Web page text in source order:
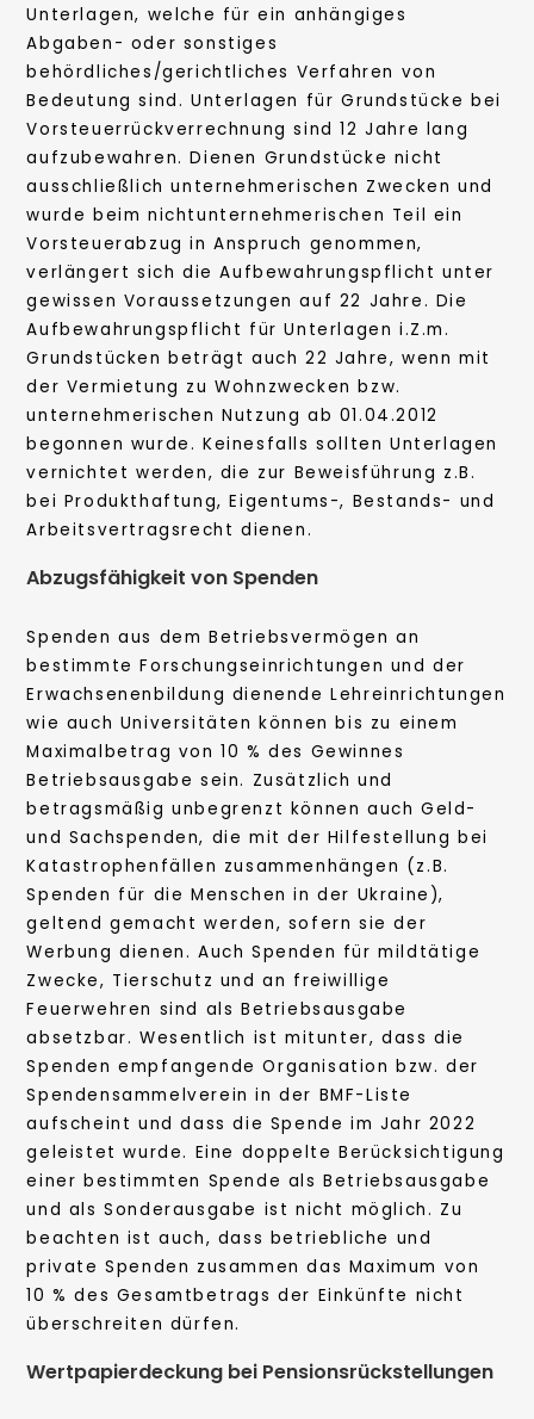
Unterlagen, welche für ein anhängiges
Abgaben- oder sonstiges
behördliches/gerichtliches Verfahren von
Bedeutung sind. Unterlagen für Grundstücke bei
Vorsteuerrückverrechnung sind 12 Jahre lang
aufzubewahren. Dienen Grundstücke nicht
ausschließlich unternehmerischen Zwecken und
wurde beim nichtunternehmerischen Teil ein
Vorsteuerabzug in Anspruch genommen,
verlängert sich die Aufbewahrungspflicht unter
gewissen Voraussetzungen auf 22 Jahre. Die
Aufbewahrungspflicht für Unterlagen i.Z.m.
Grundstücken beträgt auch 22 Jahre, wenn mit
der Vermietung zu Wohnzwecken bzw.
unternehmerischen Nutzung ab 01.04.2012
begonnen wurde. Keinesfalls sollten Unterlagen
vernichtet werden, die zur Beweisführung z.B.
bei Produkthaftung, Eigentums-, Bestands- und
Arbeitsvertragsrecht dienen.
Abzugsfähigkeit von Spenden
Spenden aus dem Betriebsvermögen an
bestimmte Forschungseinrichtungen und der
Erwachsenenbildung dienende Lehreinrichtungen
wie auch Universitäten können bis zu einem
Maximalbetrag von 10 % des Gewinnes
Betriebsausgabe sein. Zusätzlich und
betragsmäßig unbegrenzt können auch Geld-
und Sachspenden, die mit der Hilfestellung bei
Katastrophenfällen zusammenhängen (z.B.
Spenden für die Menschen in der Ukraine),
geltend gemacht werden, sofern sie der
Werbung dienen. Auch Spenden für mildtätige
Zwecke, Tierschutz und an freiwillige
Feuerwehren sind als Betriebsausgabe
absetzbar. Wesentlich ist mitunter, dass die
Spenden empfangende Organisation bzw. der
Spendensammelverein in der BMF-Liste
aufscheint und dass die Spende im Jahr 2022
geleistet wurde. Eine doppelte Berücksichtigung
einer bestimmten Spende als Betriebsausgabe
und als Sonderausgabe ist nicht möglich. Zu
beachten ist auch, dass betriebliche und
private Spenden zusammen das Maximum von
10 % des Gesamtbetrags der Einkünfte nicht
überschreiten dürfen.
Wertpapierdeckung bei Pensionsrückstellungen